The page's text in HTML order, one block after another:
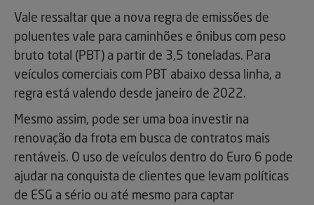
Vale ressaltar que a nova regra de emissões de
poluentes vale para caminhões e ônibus com peso
bruto total (PBT) a partir de 3,5 toneladas. Para
veículos comerciais com PBT abaixo dessa linha, a
regra está valendo desde janeiro de 2022.
Mesmo assim, pode ser uma boa investir na
renovação da frota em busca de contratos mais
rentáveis. O uso de veículos dentro do Euro 6 pode
ajudar na conquista de clientes que levam políticas
de ESG a sério ou até mesmo para captar